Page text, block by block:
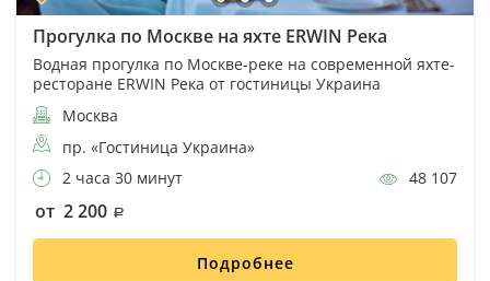
Прогулка по Москве на яхте ERWIN Река
Водная прогулка по Москве-реке на современной яхте-
ресторане ERWIN Река от гостиницы Украина
Москва
пр. «Гостиница Украина»
2 часа 30 минут
48 107
от 2 200
Подробнее